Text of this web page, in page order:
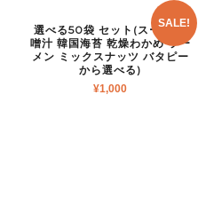
SALE!
選べる50袋 セット(スープ 味
噌汁 韓国海苔 乾燥わかめ ラー
メン ミックスナッツ バタピー
から選べる)
¥1,000